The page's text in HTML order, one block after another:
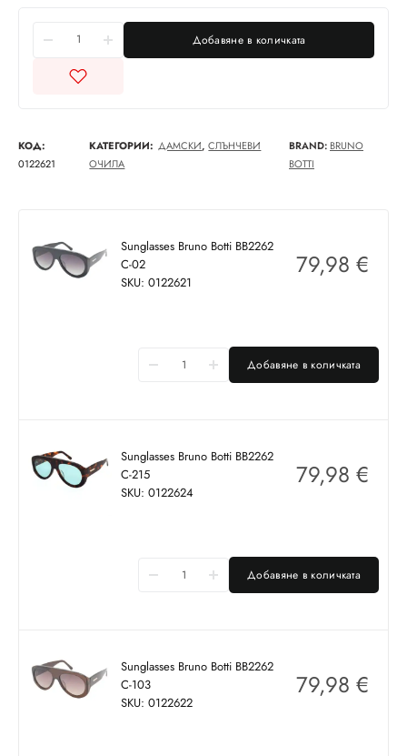
Добавяне в количката
КОД:
0122621
КАТЕГОРИИ: ДАМСКИ,СЛЪНЧЕВИ
ОЧИЛА
BRAND: BRUNO
BOTTI
Sunglasses Bruno Botti BB2262
C-02
SKU: 0122621
79,98 €
Добавяне в количката
Sunglasses Bruno Botti BB2262
C-215
SKU: 0122624
79,98 €
Добавяне в количката
Sunglasses Bruno Botti BB2262
C-103
SKU: 0122622
79,98 €